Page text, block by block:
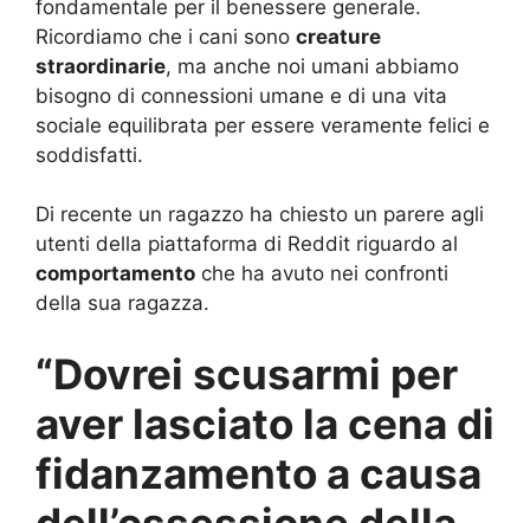
fondamentale per il benessere generale.
Ricordiamo che i cani sono creature
straordinarie, ma anche noi umani abbiamo
bisogno di connessioni umane e di una vita
sociale equilibrata per essere veramente felici e
soddisfatti.
Di recente un ragazzo ha chiesto un parere agli
utenti della piattaforma di Reddit riguardo al
comportamento che ha avuto nei confronti
della sua ragazza.
“Dovrei scusarmi per
aver lasciato la cena di
fidanzamento a causa